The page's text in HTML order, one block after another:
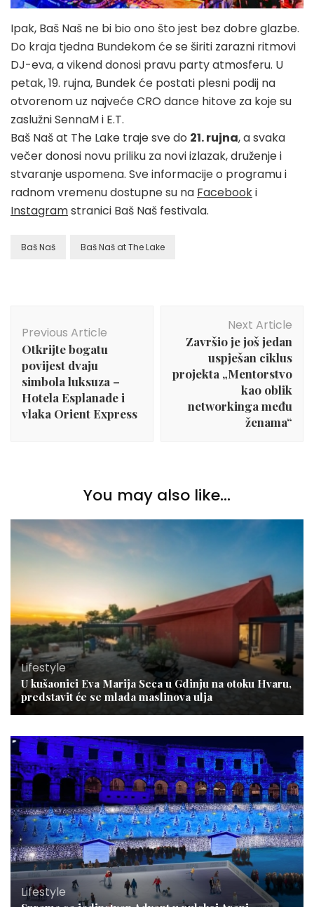
Ipak, Baš Naš ne bi bio ono što jest bez dobre glazbe.
Do kraja tjedna Bundekom će se širiti zarazni ritmovi
DJ-eva, a vikend donosi pravu party atmosferu. U
petak, 19. rujna, Bundek će postati plesni podij na
otvorenom uz najveće CRO dance hitove za koje su
zaslužni SennaM i E.T.
Baš Naš at The Lake traje sve do 21. rujna, a svaka
večer donosi novu priliku za novi izlazak, druženje i
stvaranje uspomena. Sve informacije o programu i
radnom vremenu dostupne su na Facebooki
Instagramstranici Baš Naš festivala.
Baš Naš Baš Naš at The Lake
Navigation
Previous Article
Otkrijte bogatu
povijest dvaju
simbola luksuza –
Hotela Esplanade i
vlaka Orient Express
Next Article
Završio je još jedan
uspješan ciklus
projekta „Mentorstvo
kao oblik
networkinga među
ženama“
You may also like...
Lifestyle
U kušaonici Eva Marija Seca u Gdinju na otoku Hvaru,
predstavit će se mlada maslinova ulja
Lifestyle